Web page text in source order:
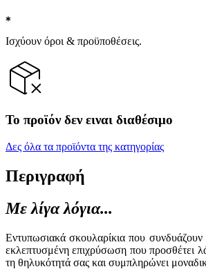
Ισχύουν όροι & προϋποθέσεις.
Το προϊόν δεν ειναι διαθέσιμο
Δες όλα τα προϊόντα της κατηγορίας
Περιγραφή
Με λίγα λόγια...
Εντυπωσιακά σκουλαρίκια που
εκλεπτυσμένη επιχρύσωση που προσθέτει
τη θηλυκότητά σας και συμπληρώνει